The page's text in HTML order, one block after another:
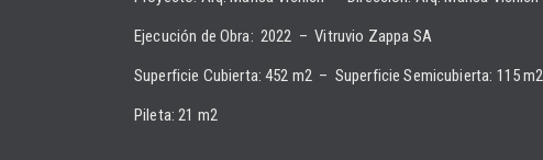
Ejecución de Obra: 2022 – Vitruvio Zappa SA
Superficie Cubierta: 452 m2 – Superficie Semicubierta: 115 m2
Pileta: 21 m2